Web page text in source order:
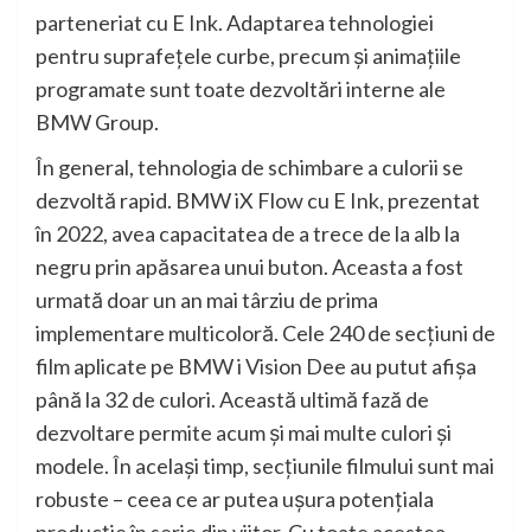
parteneriat cu E Ink. Adaptarea tehnologiei
pentru suprafeţele curbe, precum şi animaţiile
programate sunt toate dezvoltări interne ale
BMW Group.
În general, tehnologia de schimbare a culorii se
dezvoltă rapid. BMW iX Flow cu E Ink, prezentat
în 2022, avea capacitatea de a trece de la alb la
negru prin apăsarea unui buton. Aceasta a fost
urmată doar un an mai târziu de prima
implementare multicoloră. Cele 240 de secţiuni de
film aplicate pe BMW i Vision Dee au putut afişa
până la 32 de culori. Această ultimă fază de
dezvoltare permite acum şi mai multe culori şi
modele. În acelaşi timp, secţiunile filmului sunt mai
robuste – ceea ce ar putea uşura potenţiala